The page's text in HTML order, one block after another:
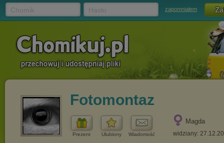
zapomniałem
Fotomontaz
Prezent Ulubiony Wiadomość
Magda
widziany: